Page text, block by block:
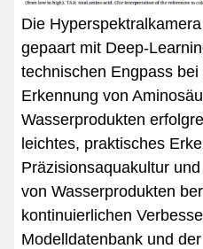
Die
gepaart mit Deep-
technischen Engpass
Erkennung von
Wasserprodukten
leichtes, praktisches
Präzisionsaquakultur
von Wasserprodukten
kontinuierlichen
Modelldatenbank und